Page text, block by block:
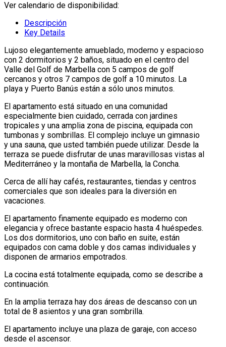
Ver calendario de disponibilidad:
Descripción
Key Details
Lujoso elegantemente amueblado, moderno y espacioso
con 2 dormitorios y 2 baños, situado en el centro del
Valle del Golf de Marbella con 5 campos de golf
cercanos y otros 7 campos de golf a 10 minutos. La
playa y Puerto Banús están a sólo unos minutos.
El apartamento está situado en una comunidad
especialmente bien cuidado, cerrada con jardines
tropicales y una amplia zona de piscina, equipada con
tumbonas y sombrillas. El complejo incluye un gimnasio
y una sauna, que usted también puede utilizar. Desde la
terraza se puede disfrutar de unas maravillosas vistas al
Mediterráneo y la montaña de Marbella, la Concha.
Cerca de allí hay cafés, restaurantes, tiendas y centros
comerciales que son ideales para la diversión en
vacaciones.
El apartamento finamente equipado es moderno con
elegancia y ofrece bastante espacio hasta 4 huéspedes.
Los dos dormitorios, uno con baño en suite, están
equipados con cama doble y dos camas individuales y
disponen de armarios empotrados.
La cocina está totalmente equipada, como se describe a
continuación.
En la amplia terraza hay dos áreas de descanso con un
total de 8 asientos y una gran sombrilla.
El apartamento incluye una plaza de garaje, con acceso
desde el ascensor.